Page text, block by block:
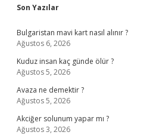
Sidebar
Son Yazılar
Bulgaristan mavi kart nasıl alınır ?
Ağustos 6, 2026
Kuduz insan kaç günde ölür ?
Ağustos 5, 2026
Avaza ne demektir ?
Ağustos 5, 2026
Akciğer solunum yapar mı ?
Ağustos 3, 2026